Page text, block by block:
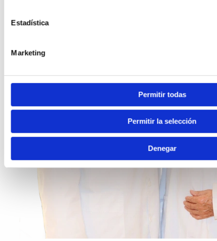
Estadística
Marketing
Permitir todas
Permitir la selección
Denegar